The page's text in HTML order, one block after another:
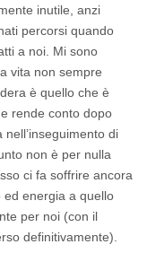
inutile, anzi
percorsi quando
a noi. Mi sono
vita non sempre
è quello che è
rende conto dopo
di
non è per nulla
ci fa soffrire ancora
energia a quello
per noi (con il
definitivamente).